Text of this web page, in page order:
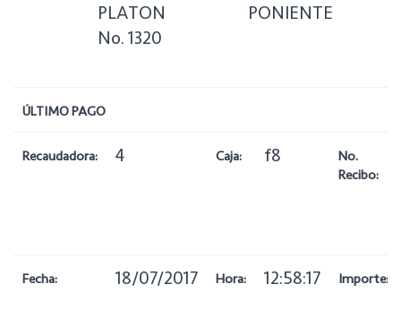
PLATON
No. 1320
PONIENTE
ÚLTIMO PAGO
Recaudadora: 4 Caja: f8
No.
Recibo:
Fecha: 18/07/2017 Hora: 12:58:17 Importe: